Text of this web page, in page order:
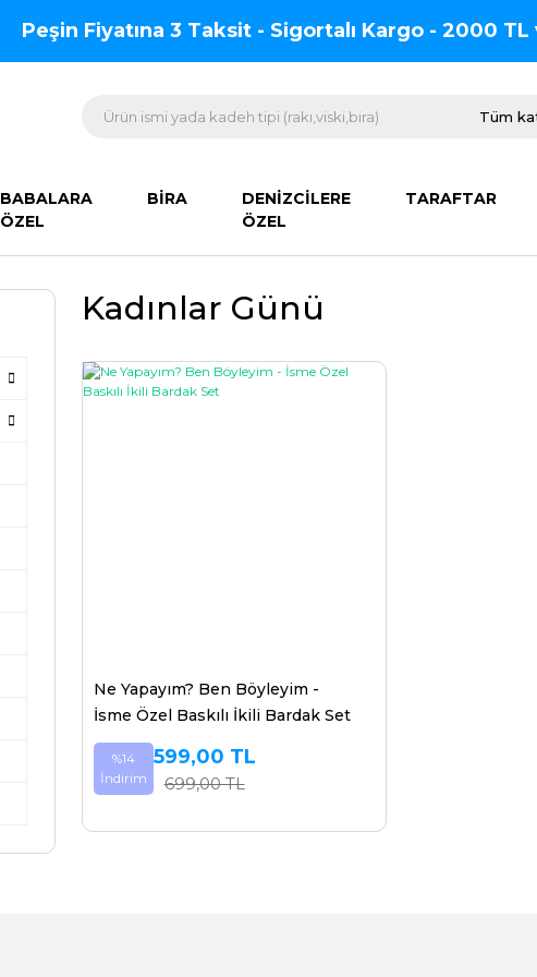
Peşin Fiyatına 3 Taksit - Sigortalı Kargo - 2000
BABALARA
ÖZEL
BİRA
DENİZCİLERE
ÖZEL
TARAFTAR
Kadınlar Günü
Ne Yapayım? Ben Böyleyim -
İsme Özel Baskılı İkili Bardak Set
%14
İndirim
599,00 TL
699,00 TL